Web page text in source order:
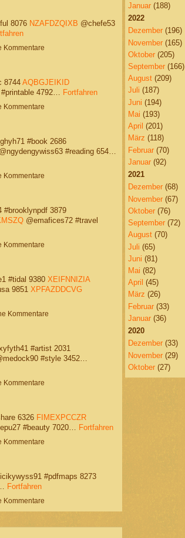
8076 NZAFDZQIXB @chefe53
Kommentare
8744 AQBGJEIKID
4792… Fortfahren
Kommentare
#book 2686
#reading 654…
Kommentare
#brooklynpdf 3879
@emafices72 #travel
Kommentare
#tidal 9380 XEIFNNIZIA
9851 XPFAZDDCVG
Kommentare
#artist 2031
#style 3452…
Kommentare
6326 FIMEXPCCZR
#beauty 7020… Fortfahren
Kommentare
#pdfmaps 8273
Fortfahren
Kommentare
Januar(188)
2022
Dezember(196)
November(165)
Oktober(205)
September(166)
August(209)
Juli (187)
Juni (194)
Mai (193)
April (201)
März (118)
Februar(70)
Januar(92)
2021
Dezember(68)
November(67)
Oktober(76)
September(72)
August(70)
Juli (65)
Juni (81)
Mai (82)
April (45)
März (26)
Februar(33)
Januar(36)
2020
Dezember(33)
November(29)
Oktober(27)